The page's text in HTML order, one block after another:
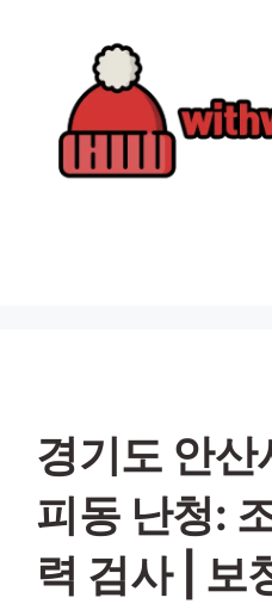
경기도 안산
피동 난청:
력 검사 | 보